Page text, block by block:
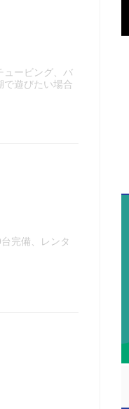
ュービング、バ
で遊びたい場合
完備、レンタ